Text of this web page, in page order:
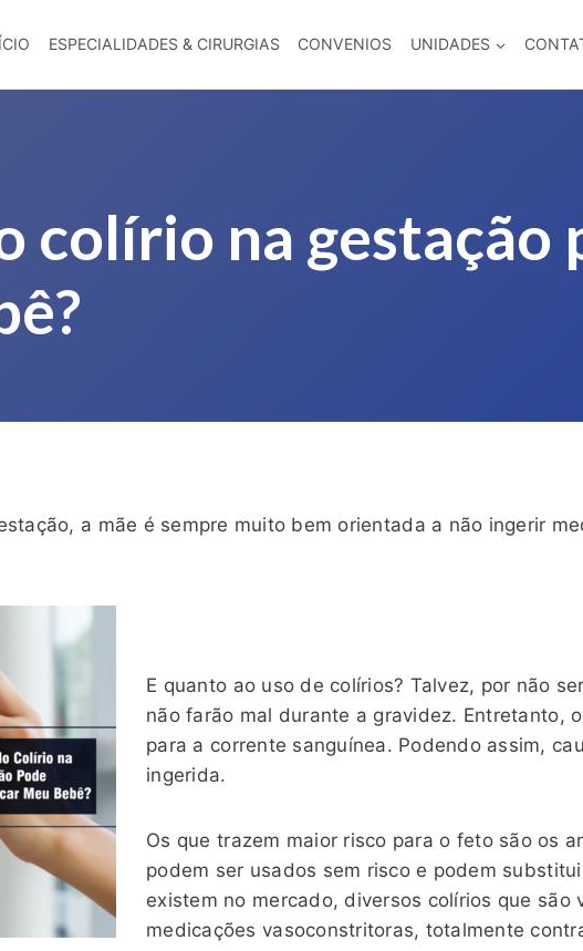
ESPECIALIDADES & CIRURGIAS CONVENIOS UNIDADES
colírio na
a mãe é sempre muito bem orientada a não ingerir
E quanto ao uso de colírios? Talvez, por não
não farão mal durante a gravidez. Entretanto,
para a corrente sanguínea. Podendo assim,
ingerida.
Os que trazem maior risco para o feto são os
podem ser usados sem risco e podem
existem no mercado, diversos colírios que
medicações vasoconstritoras, totalmente